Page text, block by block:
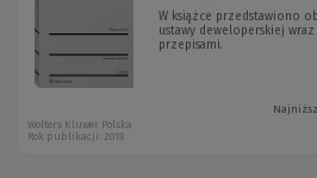
W książce przedstawiono
ustawy deweloperskiej
przepisami.
Wolters Kluwer Polska
Rok publikacji: 2018